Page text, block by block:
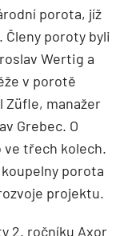
porota, jíž
Členy poroty byli
Wertig a
v porotě
Züfle, manažer
Grebec. O
ve třech kolech.
porota
projektu.
2. ročníku Axor